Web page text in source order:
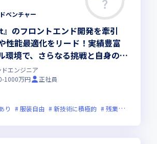
ベンチャー
のフロントエンド開発を牽引
性能最適化をリード！実績豊富
環境で、さらなる挑戦と自身の大
が得られます
エンジニア
1000万円
正社員
り
服装自由 新技術に積極的 残業月20時間未満